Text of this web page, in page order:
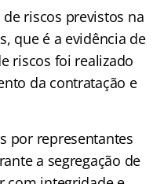
riscos previstos na
que é a evidência de
riscos foi realizado
da contratação e
por representantes
a segregação de